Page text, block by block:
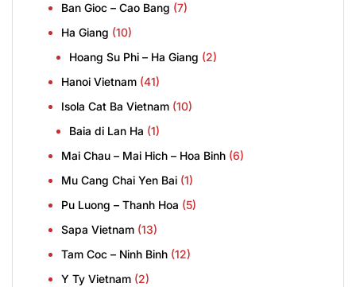
Ban Gioc – Cao Bang (7)
Ha Giang (10)
Hoang Su Phi – Ha Giang (2)
Hanoi Vietnam (41)
Isola Cat Ba Vietnam (10)
Baia di Lan Ha (1)
Mai Chau – Mai Hich – Hoa Binh (6)
Mu Cang Chai Yen Bai (1)
Pu Luong – Thanh Hoa (5)
Sapa Vietnam (13)
Tam Coc – Ninh Binh (12)
Y Ty Vietnam (2)